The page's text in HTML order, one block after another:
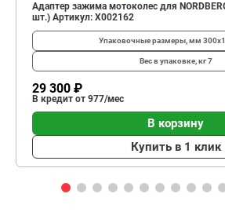
Адаптер зажима мотоколес для
шт.) Артикул: X002162
Упаковочные размеры, мм
Вес в упаковке, кг7
29 300 ₽
В кредит от 977/мес
В корзину
Купить в 1 клик